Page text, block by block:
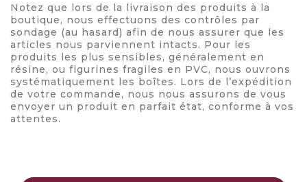
Notez que lors de la livraison des produits à la
boutique, nous effectuons des contrôles par
sondage (au hasard) afin de nous assurer que les
articles nous parviennent intacts. Pour les
produits les plus sensibles, généralement en
résine, ou figurines fragiles en PVC, nous ouvrons
systématiquement les boîtes. Lors de l’expédition
de votre commande, nous nous assurons de vous
envoyer un produit en parfait état, conforme à vos
attentes.